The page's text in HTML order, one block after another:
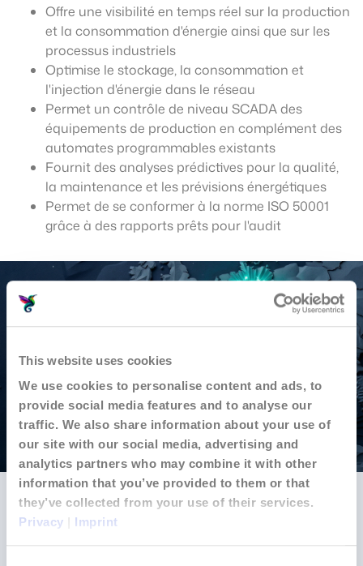
This website uses cookies
We use cookies to personalise content and ads, to
provide social media features and to analyse our
traffic. We also share information about your use of
our site with our social media, advertising and
analytics partners who may combine it with other
information that you’ve provided to them or that
they’ve collected from your use of their services.
Privacy | Imprint
Offre une visibilité en temps réel sur la production
et la consommation d'énergie ainsi que sur les
processus industriels
Optimise le stockage, la consommation et
l'injection d'énergie dans le réseau
Permet un contrôle de niveau SCADA des
équipements de production en complément des
automates programmables existants
Fournit des analyses prédictives pour la qualité,
la maintenance et les prévisions énergétiques
Permet de se conformer à la norme ISO 50001
grâce à des rapports prêts pour l'audit
Croissance stratégique
Ce qui a commencé comme une solution énergétique